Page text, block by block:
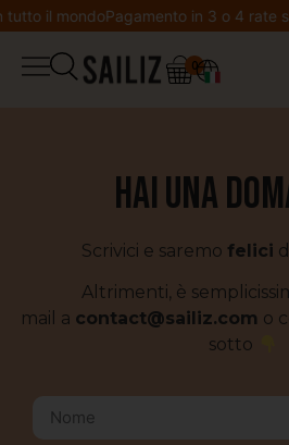
il mondoPagamento in 3 o 4 rate
0
Salopette
Giacca
Felpa
T-shirt
Diario di bordo
Co-creazione
Benvenuta in Sailiz
Lista dei desideri
Il mio account
Hai una
Scrivici e saremo felici
Altrimenti, è
mail a contact@sailiz.com o
sotto